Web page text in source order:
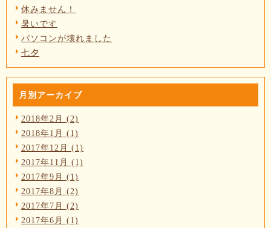
休みません！
暑いです
パソコンが壊れました
七夕
月別アーカイブ
2018年2月 (2)
2018年1月 (1)
2017年12月 (1)
2017年11月 (1)
2017年9月 (1)
2017年8月 (2)
2017年7月 (2)
2017年6月 (1)